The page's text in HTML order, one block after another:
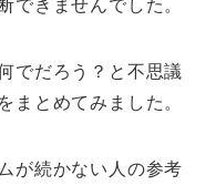
できませんでした。
でだろう？と不思議
まとめてみました。
が続かない人の参考